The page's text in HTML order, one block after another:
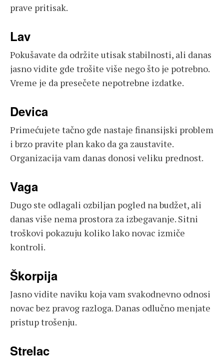
prave pritisak.
Lav
Pokušavate da održite utisak stabilnosti, ali danas
jasno vidite gde trošite više nego što je potrebno.
Vreme je da presečete nepotrebne izdatke.
Devica
Primećujete tačno gde nastaje finansijski problem
i brzo pravite plan kako da ga zaustavite.
Organizacija vam danas donosi veliku prednost.
Vaga
Dugo ste odlagali ozbiljan pogled na budžet, ali
danas više nema prostora za izbegavanje. Sitni
troškovi pokazuju koliko lako novac izmiče
kontroli.
Škorpija
Jasno vidite naviku koja vam svakodnevno odnosi
novac bez pravog razloga. Danas odlučno menjate
pristup trošenju.
Strelac